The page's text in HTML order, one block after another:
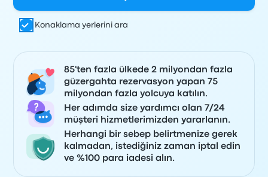
Konaklama yerlerini ara
85'ten fazla ülkede 2 milyondan fazla
güzergahta rezervasyon yapan 75
milyondan fazla yolcuya katılın.
Her adımda size yardımcı olan 7/24
müşteri hizmetlerimizden yararlanın.
Herhangi bir sebep belirtmenize gerek
kalmadan, istediğiniz zaman iptal edin
ve %100 para iadesi alın.